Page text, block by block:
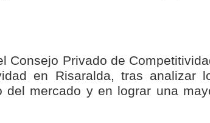
la preparación de sus municipios frente al
un bus que estaba siendo lavado en
Consejo Privado de
en Risaralda, tras analizar
del mercado y en lograr una